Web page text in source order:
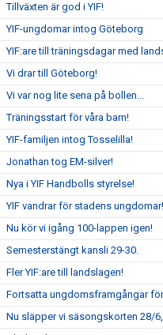
Tillväxten är god i YIF!
YIF-ungdomar intog Göteborg
YIF:are till träningsdagar med
Vi drar till Göteborg!
Vi var nog lite sena på bollen...
Träningsstart för våra barn!
YIF-familjen intog Tosselilla!
Jonathan tog EM-silver!
Nya i YIF Handbolls styrelse!
YIF vandrar för stadens ungdomar!
Nu kör vi igång 100-lappen igen!
Semesterstängt kansli 29-30.
Fler YIF:are till landslagen!
Fortsatta ungdomsframgångar för
Nu släpper vi säsongskorten 28/